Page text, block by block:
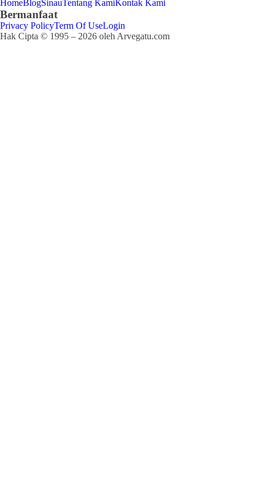
HomeBlogSinauTentang KamiKontak Kami
Bermanfaat
Privacy PolicyTerm Of UseLogin
Hak Cipta © 1995 – 2026 oleh Arvegatu.com